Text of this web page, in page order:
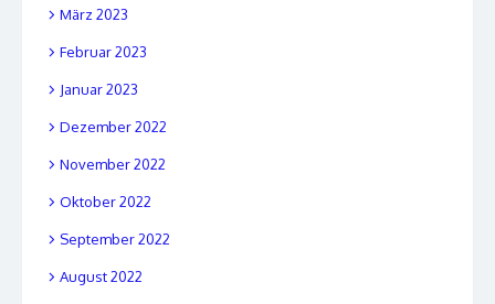
März 2023
Februar 2023
Januar 2023
Dezember 2022
November 2022
Oktober 2022
September 2022
August 2022